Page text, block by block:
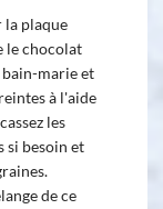
la plaque
le chocolat
marie et
à l'aide
les
si besoin et
de ce